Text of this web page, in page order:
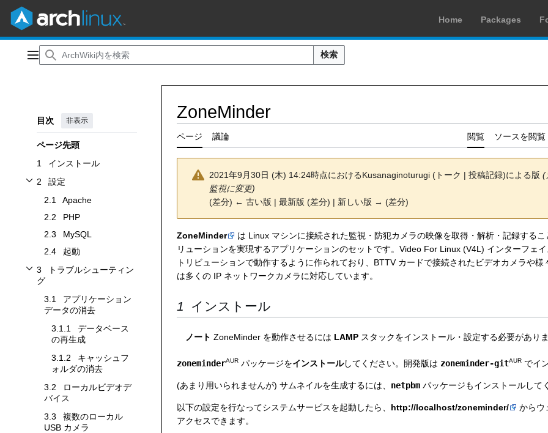
Home Packages
メインメニュー 検索
目次 非表示
ページ先頭
1
インストール
2
設定
設定サブセクションを切り替えます
2.1
Apache
2.2
PHP
2.3
MySQL
2.4
起動
3
トラブルシューティン
グ
トラブルシューティングサブセクションを切り替えます
3.1
アプリケーション
データの消去
3.1.1
データベース
の再生成
3.1.2
キャッシュフ
ォルダの消去
3.2
ローカルビデオデ
バイス
3.3
複数のローカル
USB カメラ
ZoneMinder
ページ 議論 閲覧 ソースを閲覧
2021年9月30日 (木) 14:24時点におけるKusanaginoturugi ( トーク | 投稿記録)による版 (
監視に変更)
(差分) ← 古い版 | 最新版 (差分) | 新しい版 → (差分)
ZoneMinder
は Linux マシンに接続された監視・防犯カメラの映像を取得・解析・記録する
リューションを実現するアプリケーションのセットです。Video For Linux (V4L) インターフェ
トリビューションで動作するように作られており、BTTV カードで接続されたビデオカメラや様
は多くの IP ネットワークカメラに対応しています。
インストール
ノート ZoneMinder を動作させるには LAMP スタックをインストール・設定する必要があり
zoneminderAUR パッケージをインストールしてください。開発版は zoneminder-gitAUR でイ
(あまり用いられませんが) サムネイルを生成するには、 netpbm パッケージもインストールして
以下の設定を行なってシステムサービスを起動したら、 http://localhost/zoneminder/
からウ
アクセスできます。